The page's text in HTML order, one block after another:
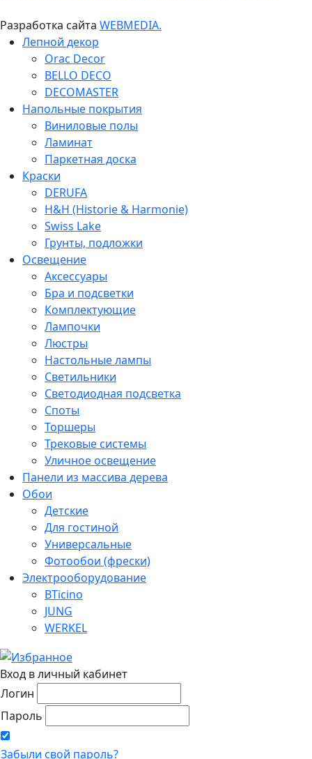
Разработка сайта WEBMEDIA.
Лепной декор
Orac Decor
BELLO DECO
DECOMASTER
Напольные покрытия
Виниловые полы
Ламинат
Паркетная доска
Краски
DERUFA
H&H (Historie & Harmonie)
Swiss Lake
Грунты, подложки
Освещение
Аксессуары
Бра и подсветки
Комплектующие
Лампочки
Люстры
Настольные лампы
Светильники
Светодиодная подсветка
Споты
Торшеры
Трековые системы
Уличное освещение
Панели из массива дерева
Обои
Детские
Для гостиной
Универсальные
Фотообои (фрески)
Электрооборудование
BTicino
JUNG
WERKEL
Вход в личный кабинет
Логин
Пароль
Забыли свой пароль?